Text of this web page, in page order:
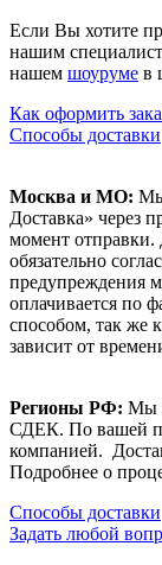
Если Вы хотите
нашим
нашем шоуруме в
Как оформить
Способы доставки
Москва и МО: Мы
Доставка» через
момент отправки.
обязательно
предупреждения
оплачивается по
способом, так же
зависит от
Регионы РФ: Мы
СДЕК. По вашей
компанией.
Подробнее о
Способы доставки
Задать любой